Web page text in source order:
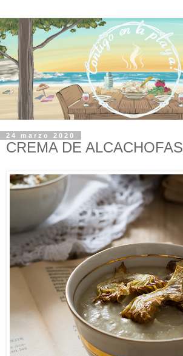
24 marzo 2020
CREMA DE ALCACHOFAS